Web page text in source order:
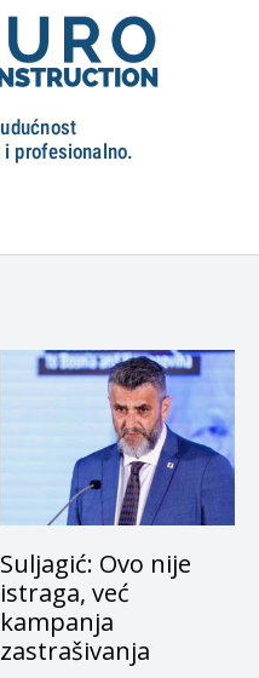
Suljagić: Ovo nije
istraga, već
kampanja
zastrašivanja